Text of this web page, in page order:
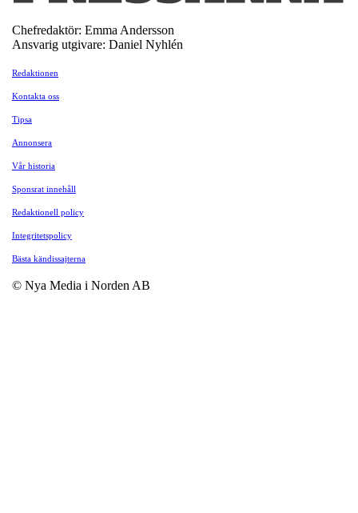
Chefredaktör: Emma Andersson
Ansvarig utgivare: Daniel Nyhlén
Redaktionen
Kontakta oss
Tipsa
Annonsera
Vår historia
Sponsrat innehåll
Redaktionell policy
Integritetspolicy
Bästa kändissajterna
© Nya Media i Norden AB